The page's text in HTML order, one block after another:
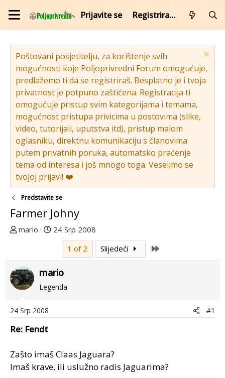
Prijavite se Registrirajte se
Poštovani posjetitelju, za korištenje svih
mogućnosti koje Poljoprivredni Forum omogućuje,
predlažemo ti da se registriraš. Besplatno je i tvoja
privatnost je potpuno zaštićena. Registracija ti
omogućuje pristup svim kategorijama i temama,
mogućnost pristupa privicima u postovima (slike,
video, tutorijali, uputstva itd), pristup malom
oglasniku, direktnu komunikaciju s članovima
putem privatnih poruka, automatsko praćenje
tema od interesa i još mnogo toga. Veselimo se
tvojoj prijavi! ❤️
Predstavite se
Farmer Johny
T
u
p
o
r
e
n
o
mario
D
u
m
p
o
o
t
24 Srp 2008
1 of 2
Slijedeći
mario
Legenda
24 Srp 2008 #1
Re: Fendt
Zašto imaš Claas Jaguara?
Imaš krave, ili uslužno radis Jaguarima?